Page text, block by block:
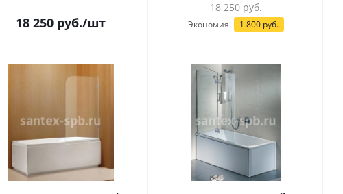
18 250 руб./шт
18 250руб.
Экономия 1 800руб.